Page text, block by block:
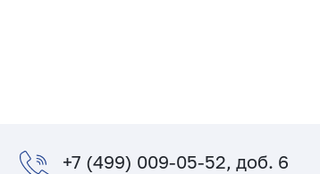
+7 (499) 009-05-52, доб. 6